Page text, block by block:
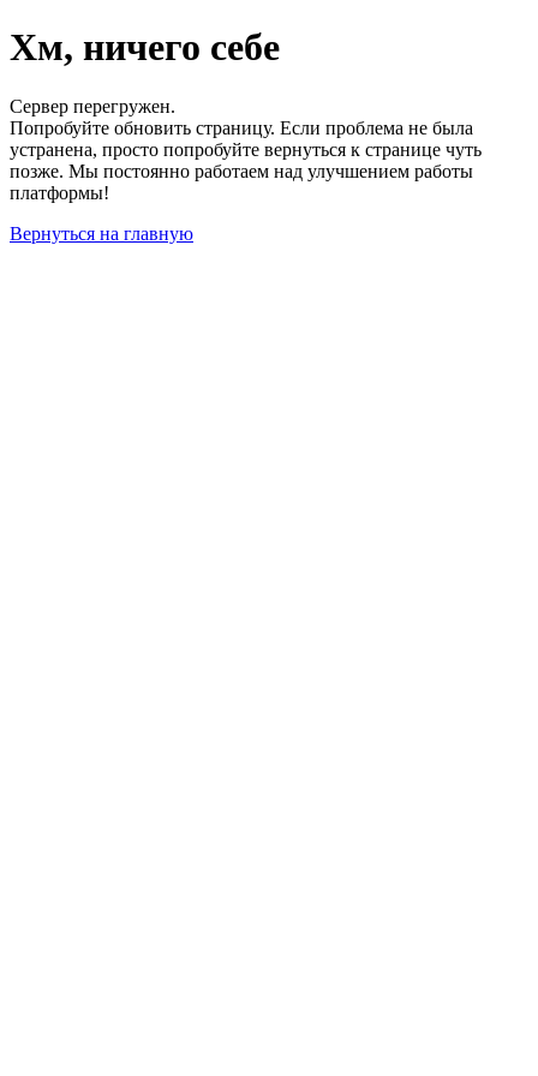
Хм, ничего себе
Сервер перегружен.
Попробуйте обновить страницу. Если проблема не была
устранена, просто попробуйте вернуться к странице чуть
позже. Мы постоянно работаем над улучшением работы
платформы!
Вернуться на главную